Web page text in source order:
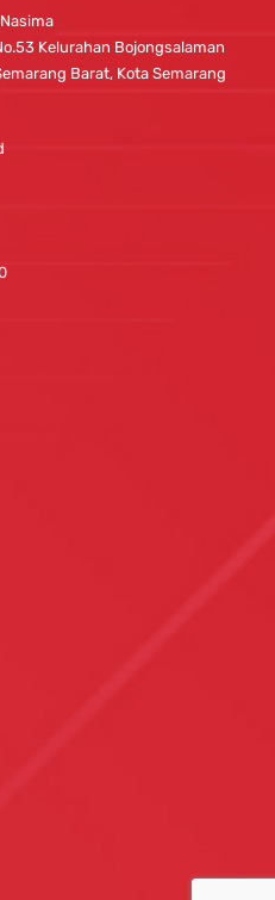
Kelurahan Bojongsalaman
Barat, Kota Semarang